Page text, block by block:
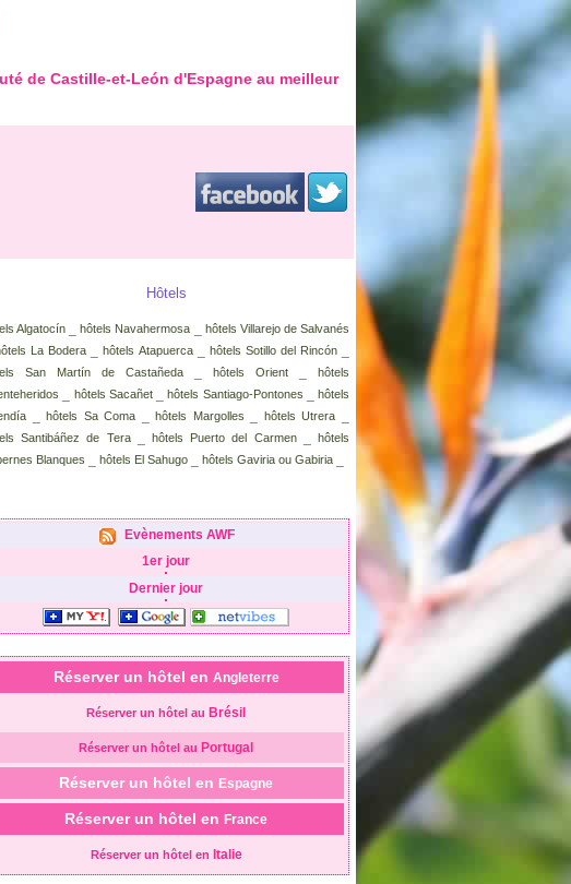
de Castille-et-León d'Espagne au meilleur
Hôtels
Algatocín _hôtels Navahermosa hôtels Villarejo de Salvanés
La Bodera _hôtels Atapuerca_ hôtels Sotillo del Rincón_
San Martín de Castañeda hôtels Orient
hôtels
hôtels Sacañet_hôtels Santiago-Pontones
hôtels
_hôtels Sa Coma _hôtels Margolles hôtels Utrera
Santibáñez de Tera_hôtels Puerto del Carmen_hôtels
Blanques
hôtels El Sahugo hôtels Gaviria ou Gabiria
Evènements AWF
1er jour
Dernier jour
Réserver un hôtel en Angleterre
Réserver un hôtel au Brésil
Réserver un hôtel au Portugal
Réserver un hôtel en Espagne
Réserver un hôtel en France
Réserver un hôtel en Italie